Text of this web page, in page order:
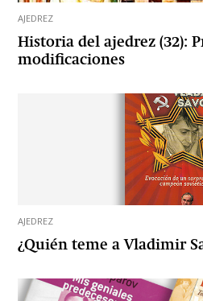
AJEDREZ
Historia del ajedrez (32):
modificaciones
AJEDREZ
¿Quién teme a Vladimir